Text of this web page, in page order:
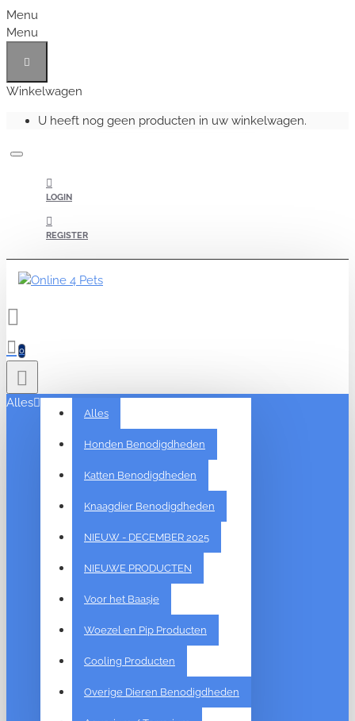
Menu
Menu
Winkelwagen
U heeft nog geen producten in uw winkelwagen.
LOGIN
REGISTER
0
Alles
Alles
Honden Benodigdheden
Katten Benodigdheden
Knaagdier Benodigdheden
NIEUW - DECEMBER 2025
NIEUWE PRODUCTEN
Voor het Baasje
Woezel en Pip Producten
Cooling Producten
Overige Dieren Benodigdheden